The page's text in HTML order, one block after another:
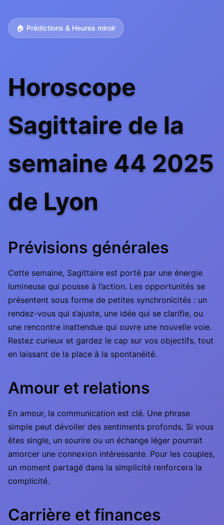
🏠 Prédictions & Heures miroir
Horoscope
Sagittaire de la
semaine 44 2025
de Lyon
Prévisions générales
Cette semaine, Sagittaire est porté par une énergie
lumineuse qui pousse à l’action. Les opportunités se
présentent sous forme de petites synchronicités : un
rendez-vous qui s’ajuste, une idée qui se clarifie, ou
une rencontre inattendue qui ouvre une nouvelle voie.
Restez curieux et gardez le cap sur vos objectifs, tout
en laissant de la place à la spontanéité.
Amour et relations
En amour, la communication est clé. Une phrase
simple peut dévoiler des sentiments profonds. Si vous
êtes single, un sourire ou un échange léger pourrait
amorcer une connexion intéressante. Pour les couples,
un moment partagé dans la simplicité renforcera la
complicité.
Carrière et finances